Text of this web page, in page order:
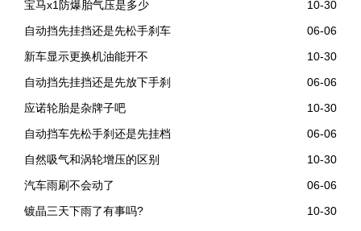
宝马x1防爆胎气压是多少
10-30
自动挡先挂挡还是先松手刹车
06-06
新车显示更换机油能开不
10-30
自动挡先挂挡还是先放下手刹
06-06
应诺轮胎是杂牌子吧
10-30
自动挡车先松手刹还是先挂档
06-06
自然吸气和涡轮增压的区别
10-30
汽车雨刷不会动了
06-06
镀晶三天下雨了有事吗?
10-30